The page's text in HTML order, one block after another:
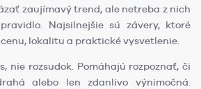
zaujímavý trend, ale netreba z nich
Najsilnejšie sú závery, ktoré
lokalitu a praktické vysvetlenie.
nie rozsudok. Pomáhajú rozpoznať, či
alebo len zdanlivo výnimočná.